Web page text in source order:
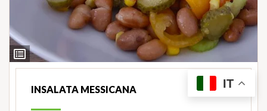
Ingredienti
INSALATA MESSICANA IT